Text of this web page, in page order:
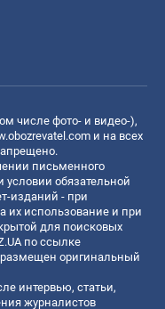
числе фото- и видео-),
и на всех
письменного
обязательной
изданий - при
их использование и при
для поисковых
по ссылке
размещен оригинальный
интервью, статьи,
журналистов